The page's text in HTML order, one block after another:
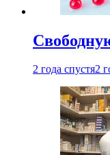
2 года спустя2